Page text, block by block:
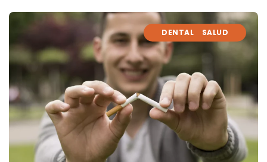
DENTAL SALUD